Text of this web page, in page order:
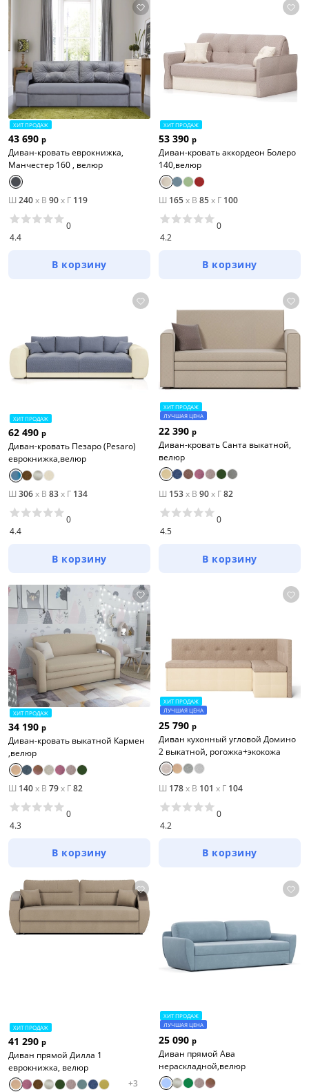
ХИТ ПРОДАЖ
43 690 р
Диван-кровать еврокнижка,
Манчестер 160 , велюр
Ш 240x В 90x Г 119
4.4
0
В корзину
ХИТ ПРОДАЖ
53 390 р
Диван-кровать аккордеон Болеро
140,велюр
Ш 165x В 85x Г 100
4.2
0
В корзину
ХИТ ПРОДАЖ
62 490 р
Диван-кровать Пезаро (Pesaro)
еврокнижка,велюр
Ш 306x В 83x Г 134
4.4
0
В корзину
ХИТ ПРОДАЖ
ЛУЧШАЯ ЦЕНА
22 390 р
Диван-кровать Санта выкатной,
велюр
Ш 153x В 90x Г82
4.5
0
В корзину
ХИТ ПРОДАЖ
34 190 р
Диван-кровать выкатной Кармен
,велюр
Ш 140x В 79x Г82
4.3
0
В корзину
ХИТ ПРОДАЖ
ЛУЧШАЯ ЦЕНА
25 790 р
Диван кухонный угловой Домино
2 выкатной, рогожка+экокожа
Ш 178x В 101 x Г 104
4.2
0
В корзину
ХИТ ПРОДАЖ
41 290 р
Диван прямой Дилла 1
еврокнижка, велюр
+3
ХИТ ПРОДАЖ
ЛУЧШАЯ ЦЕНА
25 090 р
Диван прямой Ава
нераскладной,велюр